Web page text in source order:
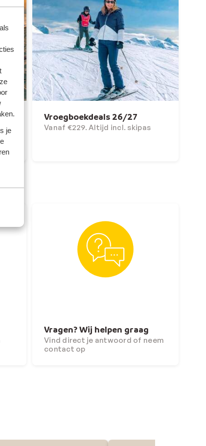
je
Vroegboekdeals 26/27
Vanaf €229. Altijd incl. skipas
Vragen? Wij helpen graag
Vind direct je antwoord of neem
contact op